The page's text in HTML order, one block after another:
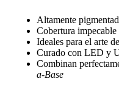
Altamente
Cobertura impecable
Ideales para el arte
Curado con LED y
Combinan
a-Base